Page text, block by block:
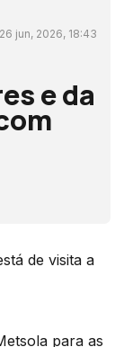
jun, 2026, 18:43
e da
de visita a
para as